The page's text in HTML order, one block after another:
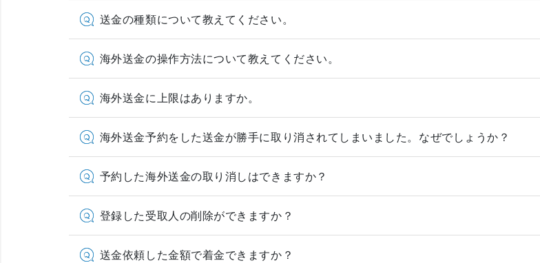
送金の種類について教えてください。
海外送金の操作方法について教えてください。
海外送金に上限はありますか。
海外送金予約をした送金が勝手に取り消されてしまいました。なぜでしょうか？
予約した海外送金の取り消しはできますか？
登録した受取人の削除ができますか？
送金依頼した金額で着金できますか？